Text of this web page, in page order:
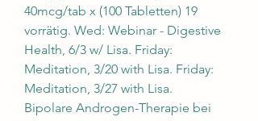
40mcg/tab x (100 Tabletten) 19
vorrätig. Wed: Webinar - Digestive
Health, 6/3 w/ Lisa. Friday:
Meditation, 3/20 with Lisa. Friday:
Meditation, 3/27 with Lisa.
Bipolare Androgen-Therapie bei